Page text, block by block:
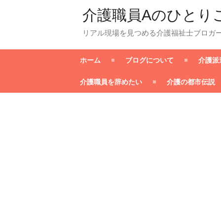
介護職員Aのひとり
リアル現場を見つめる介護福祉士ブロガ
ホーム ブログについて 介護派
介護職員を辞めたい 介護の都市伝説